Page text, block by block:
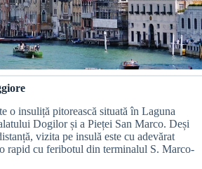
o insuliță pitorească situată în Laguna
Dogilor și a Pieței San Marco. Deși
vizita pe insulă este cu adevărat
rapid cu feribotul din terminalul S. Marco-